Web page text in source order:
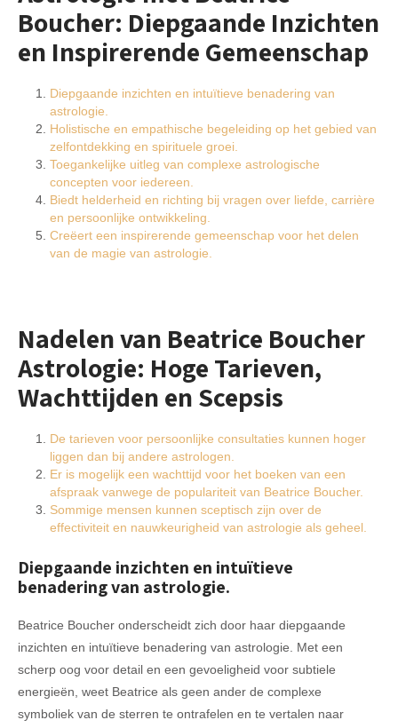
Boucher: Diepgaande Inzichten
en Inspirerende Gemeenschap
Diepgaande inzichten en intuïtieve benadering van
astrologie.
Holistische en empathische begeleiding op het gebied van
zelfontdekking en spirituele groei.
Toegankelijke uitleg van complexe astrologische
concepten voor iedereen.
Biedt helderheid en richting bij vragen over liefde, carrière
en persoonlijke ontwikkeling.
Creëert een inspirerende gemeenschap voor het delen
van de magie van astrologie.
Nadelen van Beatrice Boucher
Astrologie: Hoge Tarieven,
Wachttijden en Scepsis
De tarieven voor persoonlijke consultaties kunnen hoger
liggen dan bij andere astrologen.
Er is mogelijk een wachttijd voor het boeken van een
afspraak vanwege de populariteit van Beatrice Boucher.
Sommige mensen kunnen sceptisch zijn over de
effectiviteit en nauwkeurigheid van astrologie als geheel.
Diepgaande inzichten en intuïtieve
benadering van astrologie.
Beatrice Boucher onderscheidt zich door haar diepgaande
inzichten en intuïtieve benadering van astrologie. Met een
scherp oog voor detail en een gevoeligheid voor subtiele
energieën, weet Beatrice als geen ander de complexe
symboliek van de sterren te ontrafelen en te vertalen naar